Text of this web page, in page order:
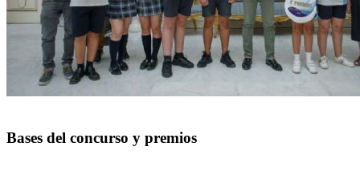
Bases del concurso y premios